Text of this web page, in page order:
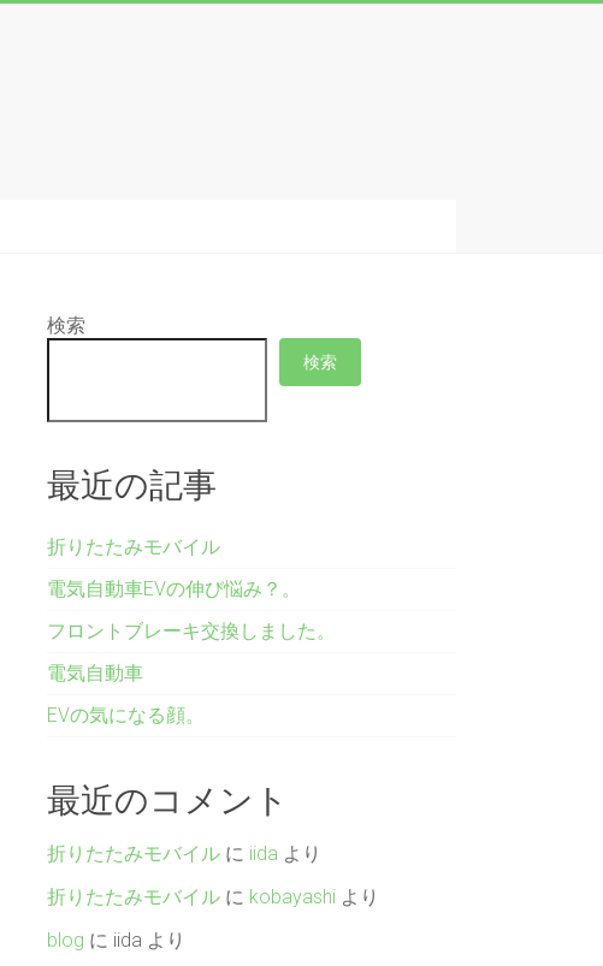
検索
検索
最近の記事
折りたたみモバイル
電気自動車EVの伸び悩み？。
フロントブレーキ交換しました。
電気自動車
EVの気になる顔。
最近のコメント
折りたたみモバイル に iida より
折りたたみモバイル に kobayashi より
blog に iida より